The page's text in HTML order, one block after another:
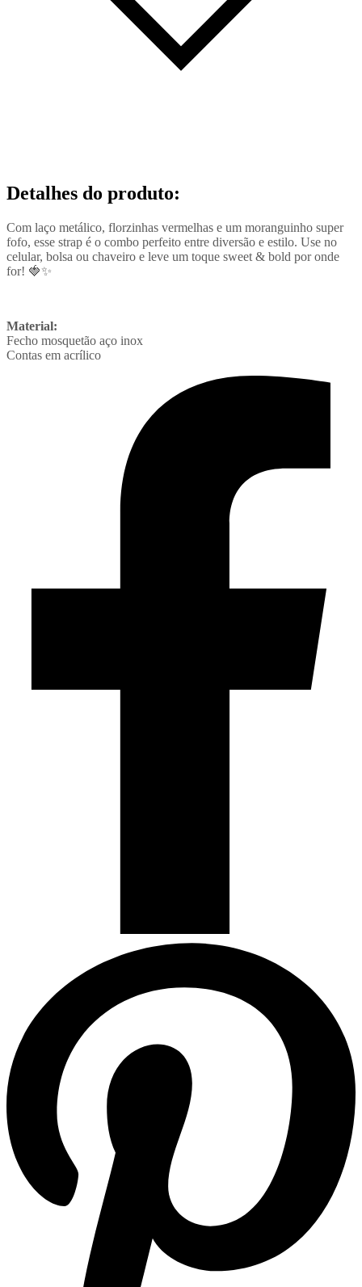
Detalhes do produto:
Com laço metálico, florzinhas vermelhas e um moranguinho super
fofo, esse strap é o combo perfeito entre diversão e estilo. Use no
celular, bolsa ou chaveiro e leve um toque sweet & bold por onde
for! 🍓✨
Material:
Fecho mosquetão aço inox
Contas em acrílico